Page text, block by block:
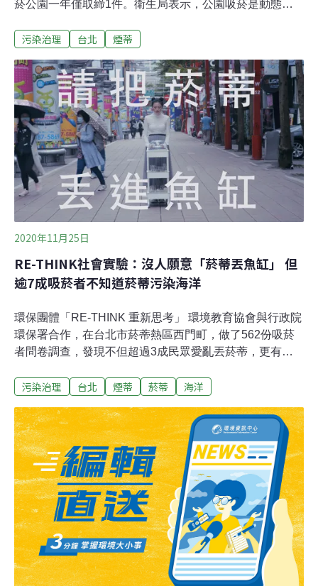
菸公園一年僅取締1件。衛生局表示，公園吸菸是動態行
生局統計，2015年至2020年間，全台北市逾600座禁菸公
禁菸公園一年才取締1件，且有近半數罰單未繳納，比率
還逐年提高。王浩進一步指出，這739件違規吸菸案件有
543件發生在萬華區艋舺公園，可見市府在禁菸宣導上還
有很大的改善空間。台北市衛生局健康管理科科長林夢蕙
表示，因為艋舺公園活動人數較多，所以針對這個區域有
專案稽查，取締案件數就會比較高。至於罰單未繳狀況，
衛生局皆依據行政罰鍰業務作業流程規定，15天未繳納即
進行書面催繳，30天再未繳納則移送法務部行政執行署進
行強制執行。
污染治理 台北 煙蒂
2020年11月25日
RE-THINK社會實驗：沒人願意「菸蒂丟魚缸」 但
逾7成吸菸者不知道菸蒂污染海洋
環保團體「RE-THINK 重新思考」 環境教育協會與行政院
環保署合作，在台北市菸蒂熱區西門町，做了562份吸菸
者問卷調查，發現不但超過3成民眾愛亂丟菸蒂，更有多
境危害與污染。西門町的吸菸者表示：「有些人喝飲料瓶
民眾不知亂丟煙蒂違法 但逾3成亂丟根據國際淨灘行動
（ICC）數據統計，菸蒂為台灣海廢排行榜前3名，而全球
每年被隨手丟棄的菸蒂就超過4.5兆根；水溝蓋、花圃、街
道的滿滿菸蒂無法管？依《廢棄物清理法》第27條規定，
在指定清除地區內拋棄菸蒂可依法告發，並處新台幣1200
元至6000元罰鍰。調查中只有7%民眾表示，不清楚亂丟
菸蒂是違法行為，但實際上仍有超過3成民眾愛亂丟，顯
示認知與行動高度不一致。
污染治理 台北 煙蒂 菸蒂 海洋